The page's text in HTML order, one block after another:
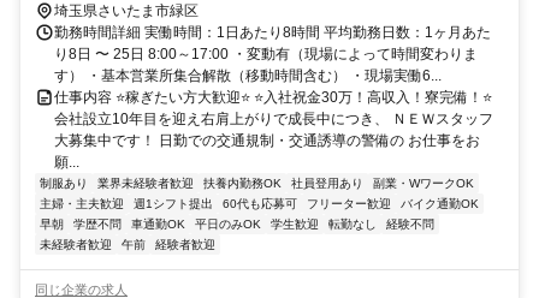
埼玉県さいたま市緑区
勤務時間詳細 実働時間：1日あたり8時間 平均勤務日数：1ヶ月あた
り8日 〜 25日 8:00～17:00 ・変動有（現場によって時間変わりま
す） ・基本営業所集合解散（移動時間含む） ・現場実働6...
仕事内容 ⭐稼ぎたい方大歓迎⭐ ⭐入社祝金30万！高収入！寮完備！⭐
会社設立10年目を迎え右肩上がりで成長中につき、 ＮＥＷスタッフ
大募集中です！ 日勤での交通規制・交通誘導の警備の お仕事をお
願...
制服あり 業界未経験者歓迎 扶養内勤務OK 社員登用あり
副業・WワークOK
主婦・主夫歓迎
週1シフト提出 60代も応募可 フリーター歓迎
バイク通勤OK
早朝
学歴不問 車通勤OK 平日のみOK 学生歓迎 転勤なし
経験不問
未経験者歓迎
午前 経験者歓迎
同じ企業の求人